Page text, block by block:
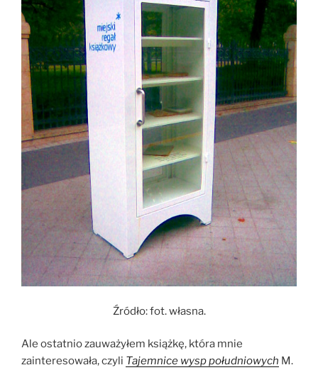
Źródło: fot. własna.
Ale ostatnio zauważyłem książkę, która mnie
zainteresowała, czyli Tajemnice wysp południowych M.